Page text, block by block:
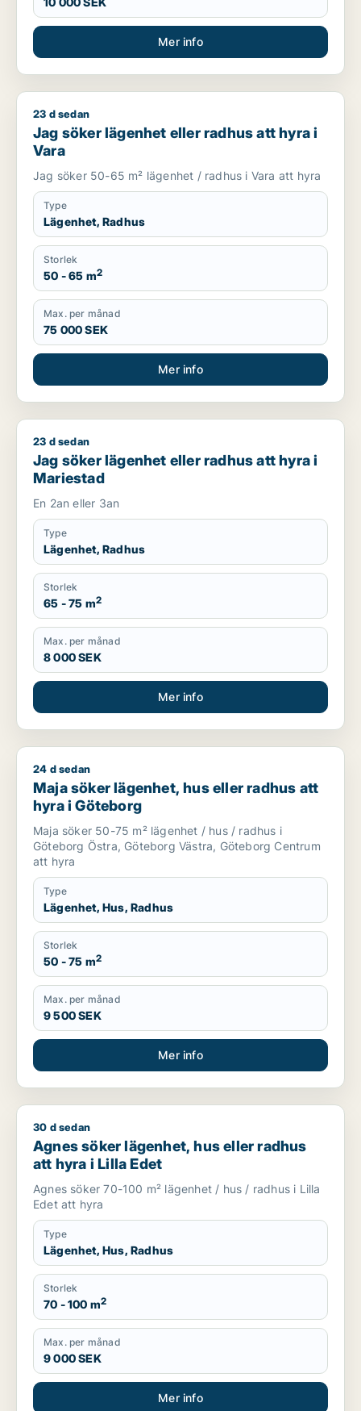
Mer info
Jag söker lägenhet eller radhus att hyra i Vara
23 d sedan
Jag söker lägenhet eller radhus att hyra i
Vara
Jag söker 50-65 m² lägenhet / radhus i Vara att hyra
Type
Lägenhet, Radhus
Storlek
50 - 65 m2
Max. per månad
75 000 SEK
Mer info
Jag söker lägenhet eller radhus att hyra i Mariestad
23 d sedan
Jag söker lägenhet eller radhus att hyra i
Mariestad
En 2an eller 3an
Type
Lägenhet, Radhus
Storlek
65 - 75 m2
Max. per månad
8 000 SEK
Mer info
Maja söker lägenhet, hus eller radhus att hyra i Göteborg
24 d sedan
Maja söker lägenhet, hus eller radhus att
hyra i Göteborg
Maja söker 50-75 m² lägenhet / hus / radhus i
Göteborg Östra, Göteborg Västra, Göteborg Centrum
att hyra
Type
Lägenhet, Hus, Radhus
Storlek
50 - 75 m2
Max. per månad
9 500 SEK
Mer info
Agnes söker lägenhet, hus eller radhus att hyra i Lilla Edet
30 d sedan
Agnes söker lägenhet, hus eller radhus
att hyra i Lilla Edet
Agnes söker 70-100 m² lägenhet / hus / radhus i Lilla
Edet att hyra
Type
Lägenhet, Hus, Radhus
Storlek
70 - 100 m2
Max. per månad
9 000 SEK
Mer info